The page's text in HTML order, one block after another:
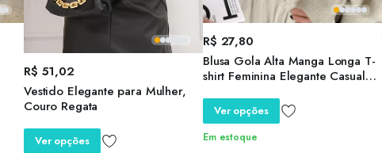
R$ 51,02
Vestido Elegante para Mulher,
Couro Regata
Ver opções
R$ 27,80
Blusa Gola Alta Manga Longa T-
shirt Feminina Elegante Casual
Ver opções
Em estoque